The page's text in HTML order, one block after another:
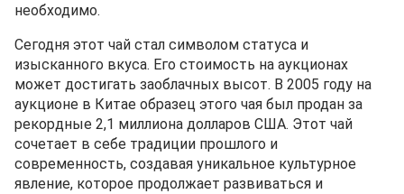
необходимо.
Сегодня этот чай стал символом статуса и
изысканного вкуса. Его стоимость на аукционах
может достигать заоблачных высот. В 2005 году на
аукционе в Китае образец этого чая был продан за
рекордные 2,1 миллиона долларов США. Этот чай
сочетает в себе традиции прошлого и
современность, создавая уникальное культурное
явление, которое продолжает развиваться и